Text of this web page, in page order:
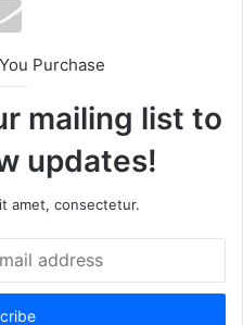
Purchase
mailing list to
updates!
amet, consectetur.